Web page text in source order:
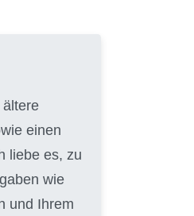
einen
liebe es, zu
wie
und Ihrem